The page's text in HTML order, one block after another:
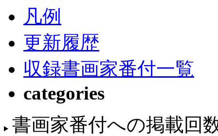
凡例
更新履歴
収録書画家番付一覧
categories
書画家番付への掲載回